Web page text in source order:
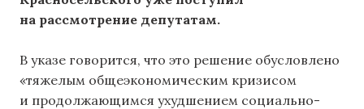
на рассмотрение депутатам.
В указе говорится, что это решение обусловлено
«тяжелым общеэкономическим кризисом
и продолжающимся ухудшением социально-